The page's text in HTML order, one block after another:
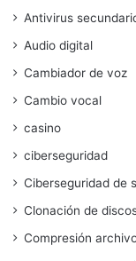
Antivirus
Audio digital
Cambiador de voz
Cambio vocal
casino
ciberseguridad
Ciberseguridad de
Clonación de
Compresión